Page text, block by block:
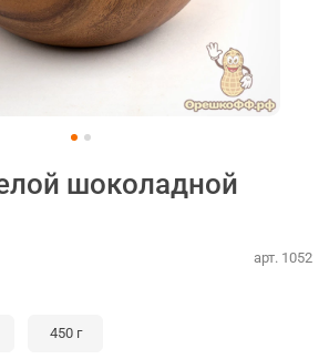
шоколадной
арт. 1052
450 г